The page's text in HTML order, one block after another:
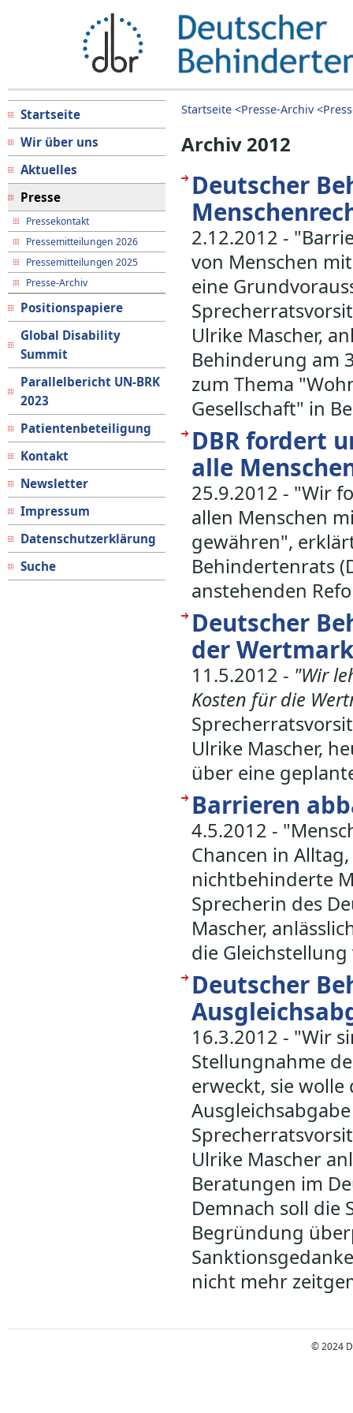
Startseite
Wir über uns
Aktuelles
Presse
Pressekontakt
Pressemitteilungen 2026
Pressemitteilungen 2025
Presse-Archiv
Positionspapiere
Global Disability
Summit
Parallelbericht UN-BRK
2023
Patientenbeteiligung
Kontakt
Newsletter
Impressum
Datenschutzerklärung
Suche
Startseite <Presse-Archiv <
Archiv 2012
Deutscher
2.12.2012 -
von Menschen
eine
Ulrike Mascher,
Behinderung am
zum Thema
Gesellschaft" in
DBR fordert
alle
25.9.2012 - "Wir
allen Menschen
gewähren",
Behindertenrats
anstehenden
Deutscher
der
11.5.2012 - "Wir
Kosten für die
Ulrike Mascher,
über eine
Barrieren
4.5.2012 -
Chancen in
nichtbehinderte
Sprecherin des
Mascher,
die
Deutscher
16.3.2012 - "Wir
Stellungnahme
erweckt, sie
Ulrike Mascher
Beratungen im
Demnach soll die
Begründung
nicht mehr
© 2024